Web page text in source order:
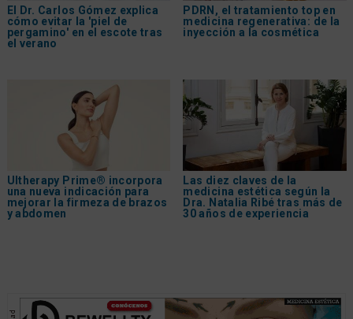
El Dr. Carlos Gómez explica
cómo evitar la 'piel de
pergamino' en el escote tras
el verano
PDRN, el tratamiento top en
medicina regenerativa: de la
inyección a la cosmética
Ultherapy Prime® incorpora
una nueva indicación para
mejorar la firmeza de brazos
y abdomen
Las diez claves de la
medicina estética según la
Dra. Natalia Ribé tras más de
30 años de experiencia